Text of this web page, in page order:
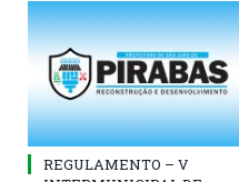
REGULAMENTO – V